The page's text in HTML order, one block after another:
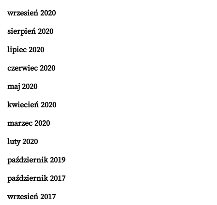
wrzesień 2020
sierpień 2020
lipiec 2020
czerwiec 2020
maj 2020
kwiecień 2020
marzec 2020
luty 2020
październik 2019
październik 2017
wrzesień 2017